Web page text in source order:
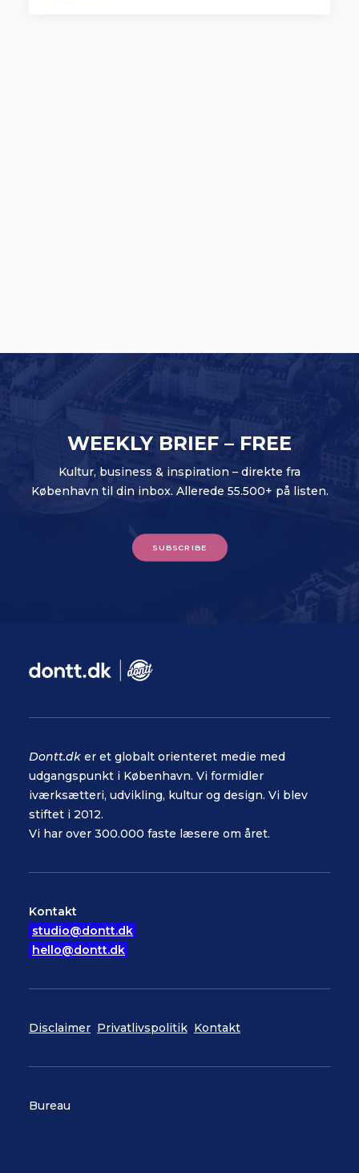
WEEKLY BRIEF – FREE
Kultur, business & inspiration – direkte fra
København til din inbox. Allerede 55.500+ på listen.
SUBSCRIBE
Dontt.dk er et globalt orienteret medie med
udgangspunkt i København. Vi formidler
iværksætteri, udvikling, kultur og design. Vi blev
stiftet i 2012.
Vi har over 300.000 faste læsere om året.
Kontakt
studio@dontt.dk
hello@dontt.dk
Disclaimer Privatlivspolitik Kontakt
Bureau